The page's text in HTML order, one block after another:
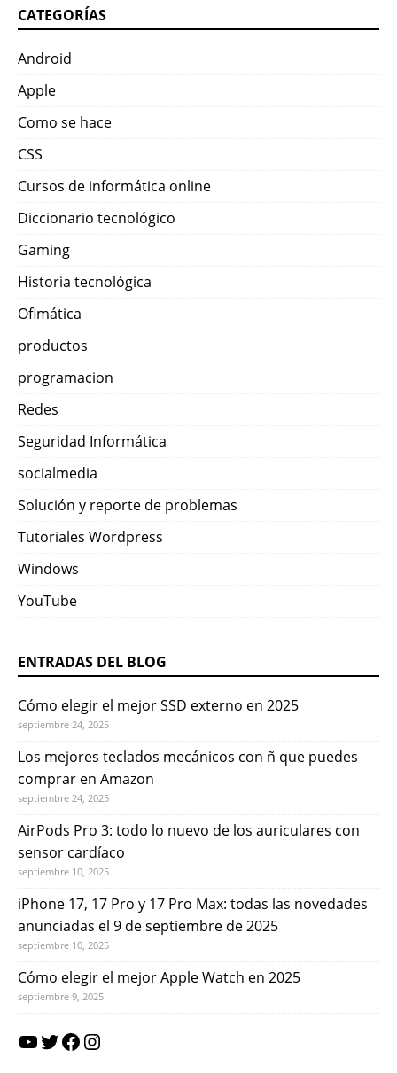
CATEGORÍAS
Android
Apple
Como se hace
CSS
Cursos de informática online
Diccionario tecnológico
Gaming
Historia tecnológica
Ofimática
productos
programacion
Redes
Seguridad Informática
socialmedia
Solución y reporte de problemas
Tutoriales Wordpress
Windows
YouTube
ENTRADAS DEL BLOG
Cómo elegir el mejor SSD externo en 2025
septiembre 24, 2025
Los mejores teclados mecánicos con ñ que puedes
comprar en Amazon
septiembre 24, 2025
AirPods Pro 3: todo lo nuevo de los auriculares con
sensor cardíaco
septiembre 10, 2025
iPhone 17, 17 Pro y 17 Pro Max: todas las novedades
anunciadas el 9 de septiembre de 2025
septiembre 10, 2025
Cómo elegir el mejor Apple Watch en 2025
septiembre 9, 2025